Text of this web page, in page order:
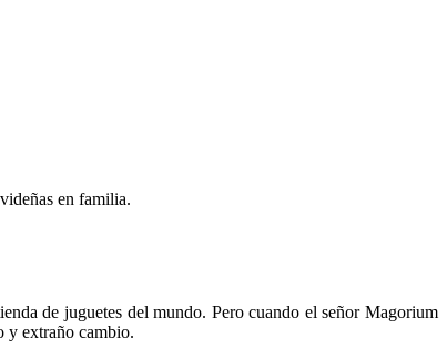
en familia.
de juguetes del mundo. Pero cuando el señor Magorium
y extraño cambio.